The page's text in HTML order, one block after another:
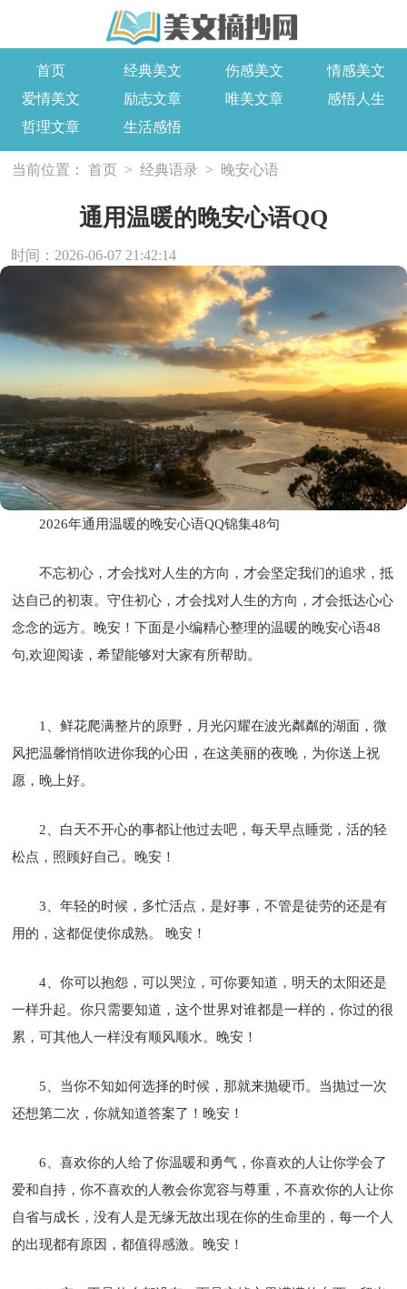
首页 经典美文 伤感美文
情感美文
爱情美文
励志文章 唯美文章
感悟人生
哲理文章
生活感悟
当前位置： 首页 > 经典语录 > 晚安心语
通用温暖的晚安心语QQ
时间：2026-06-07 21:42:14
2026年通用温暖的晚安心语QQ锦集48句
不忘初心，才会找对人生的方向，才会坚定我们的追求，抵
达自己的初衷。守住初心，才会找对人生的方向，才会抵达心心
念念的远方。晚安！下面是小编精心整理的温暖的晚安心语48
句,欢迎阅读，希望能够对大家有所帮助。
1、鲜花爬满整片的原野，月光闪耀在波光粼粼的湖面，微
风把温馨悄悄吹进你我的心田，在这美丽的夜晚，为你送上祝
愿，晚上好。
2、白天不开心的事都让他过去吧，每天早点睡觉，活的轻
松点，照顾好自己。晚安！
3、年轻的时候，多忙活点，是好事，不管是徒劳的还是有
用的，这都促使你成熟。 晚安！
4、你可以抱怨，可以哭泣，可你要知道，明天的太阳还是
一样升起。你只需要知道，这个世界对谁都是一样的，你过的很
累，可其他人一样没有顺风顺水。晚安！
5、当你不知如何选择的时候，那就来抛硬币。当抛过一次
还想第二次，你就知道答案了！晚安！
6、喜欢你的人给了你温暖和勇气，你喜欢的人让你学会了
爱和自持，你不喜欢的人教会你宽容与尊重，不喜欢你的人让你
自省与成长，没有人是无缘无故出现在你的生命里的，每一个人
的出现都有原因，都值得感激。晚安！